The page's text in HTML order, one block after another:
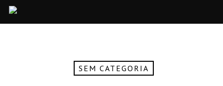
SEM CATEGORIA